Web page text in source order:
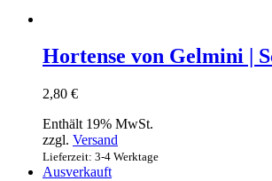
Hortense von Gelmini |
2,80 €
Enthält 19% MwSt.
zzgl. Versand
Lieferzeit: 3-4 Werktage
Ausverkauft